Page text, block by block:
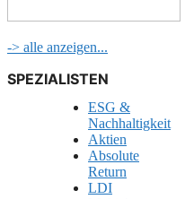
-> alle anzeigen...
SPEZIALISTEN
ESG &
Nachhaltigkeit
Aktien
Absolute
Return
LDI